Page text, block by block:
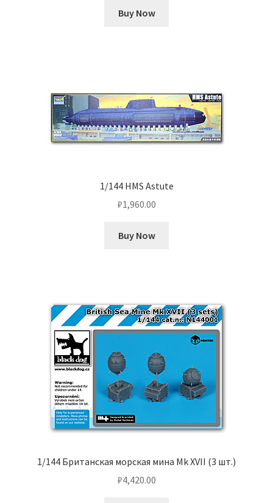
Buy Now
1/144 HMS Astute
₽1,960.00
Buy Now
1/144 Британская морская мина Mk XVII (3 шт.)
₽4,420.00